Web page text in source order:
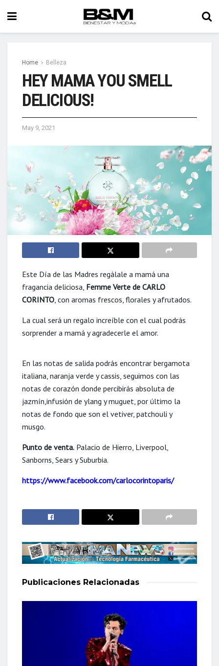
Home Belleza
HEY MAMA YOU SMELL
DELICIOUS!
May 9, 2021
Este Día de las Madres regálale a mamá una
fragancia deliciosa, Femme Verte de CARLO
CORINTO, con aromas frescos, florales y afrutados.
La cual será un regalo increíble con el cual podrás
sorprender a mamá y agradecerle el amor.
En las notas de salida podrás encontrar bergamota
italiana, naranja verde y cassis, seguimos con las
notas de corazón donde percibirás absoluta de
jazmín,infusión de ylang y muguet, por último la
notas de fondo que son el vetiver, patchouli y
musgo.
Punto de venta. Palacio de Hierro, Liverpool,
Sanborns, Sears y Suburbia.
https://www.facebook.com/carlocorintoparis/
Publicaciones Relacionadas